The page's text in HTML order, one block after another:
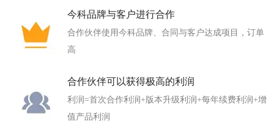
今科品牌与客户进行合作
合作伙伴使用今科品牌、合同与客户达成项目，订单
高
合作伙伴可以获得极高的利润
利润=首次合作利润+版本升级利润+每年续费利润+增
值产品利润